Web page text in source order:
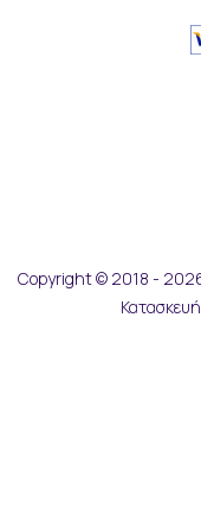
Copyright © 2018 - 2026